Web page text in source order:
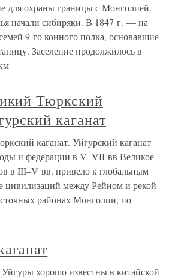
для охраны границы с Монголией.
начали сибиряки. В 1847 г. — на
9-го конного полка, основавшие
Заселение продолжилось в
Тюркский
каганат
каганат. Уйгурский каганат
и федерации в V–VII вв Великое
в III–V вв. привело к глобальным
цивилизаций между Рейном и рекой
районах Монголии, по
хорошо известны в китайской